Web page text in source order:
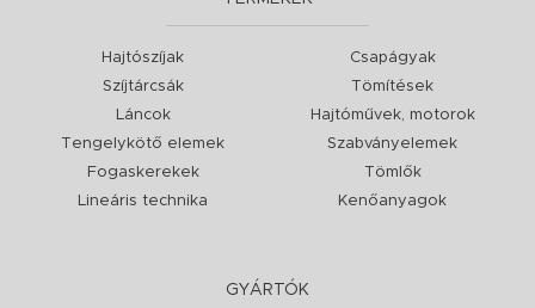
Hajtószíjak
Szíjtárcsák
Láncok
Tengelykötő elemek
Fogaskerekek
Lineáris technika
Csapágyak
Tömítések
Hajtóművek, motorok
Szabványelemek
Tömlők
Kenőanyagok
GYÁRTÓK